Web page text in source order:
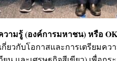
ามรู้ (องค์การมหาชน) หรือ
ยวกับโอกาสและการเตรียมค